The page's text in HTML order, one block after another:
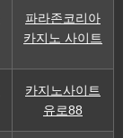
파라존코리아
카지노 사이트
카지노사이트
유로88